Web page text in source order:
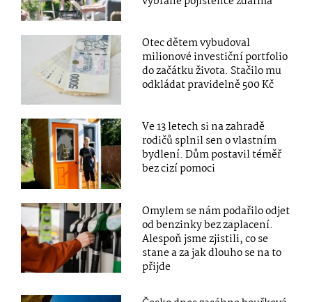
Otec dětem vybudoval
milionové investiční portfolio
do začátku života. Stačilo mu
odkládat pravidelně 500 Kč
Ve 13 letech si na zahradě
rodičů splnil sen o vlastním
bydlení. Dům postavil téměř
bez cizí pomoci
Omylem se nám podařilo odjet
od benzinky bez zaplacení.
Alespoň jsme zjistili, co se
stane a za jak dlouho se na to
přijde